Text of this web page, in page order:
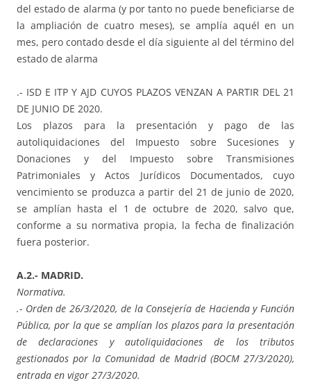
del estado de alarma (y por tanto no puede beneficiarse de
la ampliación de cuatro meses), se amplía aquél en un
mes, pero contado desde el día siguiente al del término del
estado de alarma
.- ISD E ITP Y AJD CUYOS PLAZOS VENZAN A PARTIR DEL 21
DE JUNIO DE 2020.
Los plazos para la presentación y pago de las
autoliquidaciones del Impuesto sobre Sucesiones y
Donaciones y del Impuesto sobre Transmisiones
Patrimoniales y Actos Jurídicos Documentados, cuyo
vencimiento se produzca a partir del 21 de junio de 2020,
se amplían hasta el 1 de octubre de 2020, salvo que,
conforme a su normativa propia, la fecha de finalización
fuera posterior.
A.2.- MADRID.
Normativa.
.- Orden de 26/3/2020, de la Consejería de Hacienda y Función
Pública, por la que se amplían los plazos para la presentación
de declaraciones y autoliquidaciones de los tributos
gestionados por la Comunidad de Madrid (BOCM 27/3/2020),
entrada en vigor 27/3/2020.